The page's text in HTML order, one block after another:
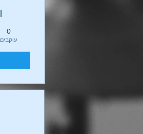
0
עוקבים